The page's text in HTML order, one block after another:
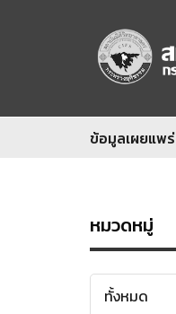
ข้อมูลเผยแพร่
หมวดหมู่
ทั้งหมด